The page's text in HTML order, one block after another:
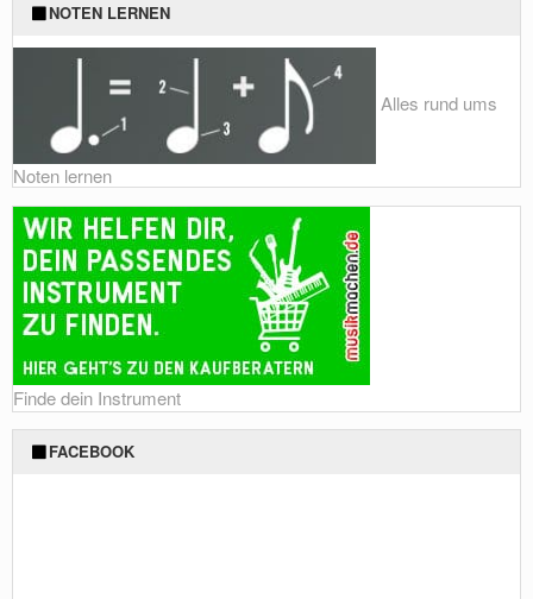
NOTEN LERNEN
Alles rund ums
Noten lernen
Finde dein Instrument
FACEBOOK